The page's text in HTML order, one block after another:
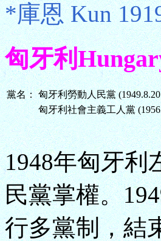
*庫恩 Kun
匈牙利
黨名： 匈牙利勞動人民黨
匈牙利社會主義工人黨
1948年匈牙利
民黨掌權。
行多黨制，結